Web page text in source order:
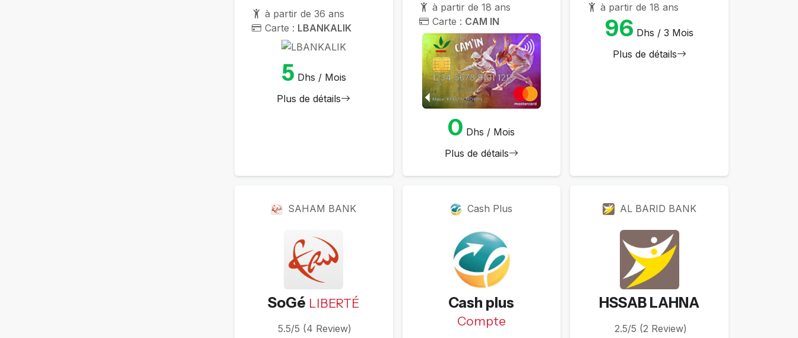
à partir de 36 ans
Carte : LBANKALIK
5 Dhs / Mois
Plus de détails
à partir de 18 ans
Carte : CAM IN
0 Dhs / Mois
Plus de détails
à partir de 18 ans
96 Dhs / 3 Mois
Plus de détails
SAHAM BANK
SoGé LIBERTÉ
5.5/5 (4 Review)
Cash Plus
Cash plus
Compte
AL BARID BANK
HSSAB LAHNA
2.5/5 (2 Review)